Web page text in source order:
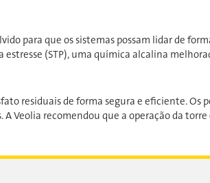
para que os sistemas possam lidar de
(STP), uma química alcalina
residuais de forma segura e eficiente. Os
Veolia recomendou que a operação da torre